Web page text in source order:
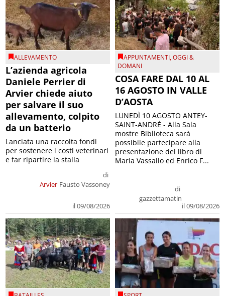
ALLEVAMENTO
L’azienda agricola
Daniele Perrier di
Arvier chiede aiuto
per salvare il suo
allevamento, colpito
da un batterio
Arvier
di
Fausto Vassoney
il 09/08/2026
Lanciata una raccolta fondi
per sostenere i costi veterinari
e far ripartire la stalla
APPUNTAMENTI,OGGI &
DOMANI
COSA FARE DAL 10 AL
16 AGOSTO IN VALLE
D’AOSTA
di
gazzettamatin
il 09/08/2026
LUNEDÌ 10 AGOSTO ANTEY-
SAINT-ANDRÉ - Alla Sala
mostre Biblioteca sarà
possibile partecipare alla
presentazione del libro di
Maria Vassallo ed Enrico F...